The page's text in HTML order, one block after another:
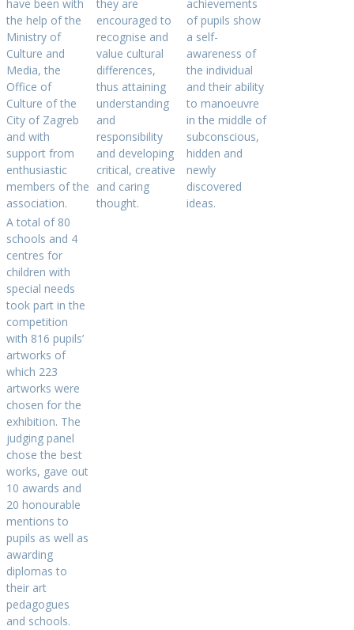
have been with
the help of the
Ministry of
Culture and
Media, the
Office of
Culture of the
City of Zagreb
and with
support from
enthusiastic
members of the
association.
they are
encouraged to
recognise and
value cultural
differences,
thus attaining
understanding
and
responsibility
and developing
critical, creative
and caring
thought.
achievements
of pupils show
a self-
awareness of
the individual
and their ability
to manoeuvre
in the middle of
subconscious,
hidden and
newly
discovered
ideas.
A total of 80
schools and 4
centres for
children with
special needs
took part in the
competition
with 816 pupils’
artworks of
which 223
artworks were
chosen for the
exhibition. The
judging panel
chose the best
works, gave out
10 awards and
20 honourable
mentions to
pupils as well as
awarding
diplomas to
their art
pedagogues
and schools.